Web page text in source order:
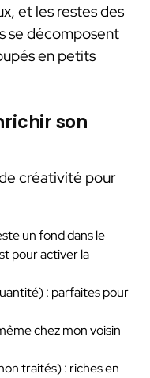
et les restes des
se décomposent
en petits
son
créativité pour
un fond dans le
pour activer la
: parfaites pour
chez mon voisin
traités) : riches en